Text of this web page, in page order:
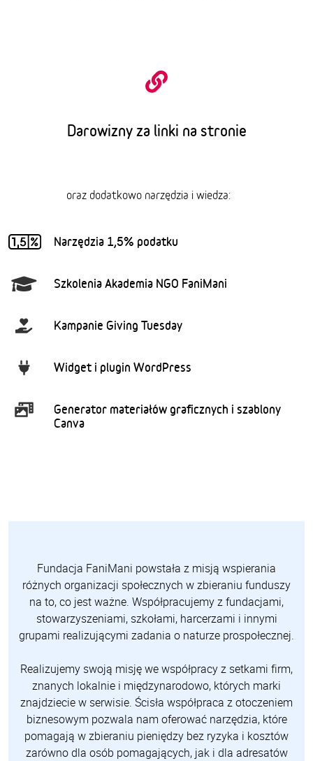
Darowizny za linki na stronie
oraz dodatkowo narzędzia i wiedza:
Narzędzia 1,5% podatku
Szkolenia Akademia NGO FaniMani
Kampanie Giving Tuesday
Widget i plugin WordPress
Generator materiałów graficznych i szablony
Canva
Fundacja FaniMani powstała z misją wspierania
różnych organizacji społecznych w zbieraniu funduszy
na to, co jest ważne. Współpracujemy z fundacjami,
stowarzyszeniami, szkołami, harcerzami i innymi
grupami realizującymi zadania o naturze prospołecznej.
Realizujemy swoją misję we współpracy z setkami firm,
znanych lokalnie i międzynarodowo, których marki
znajdziecie w serwisie. Ścisła współpraca z otoczeniem
biznesowym pozwala nam oferować narzędzia, które
pomagają w zbieraniu pieniędzy bez ryzyka i kosztów
zarówno dla osób pomagających, jak i dla adresatów